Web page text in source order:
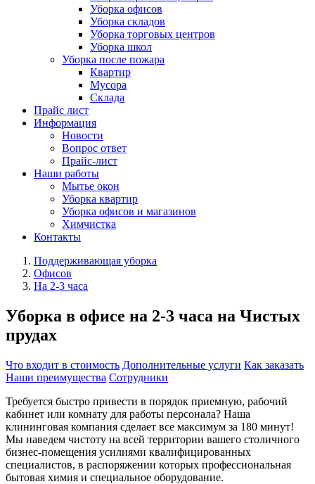
Уборка офисов
Уборка складов
Уборка торговых центров
Уборка школ
Уборка после пожара
Квартир
Мусора
Склада
Прайс лист
Информация
Новости
Вопрос ответ
Прайс-лист
Наши работы
Мытье окон
Уборка квартир
Уборка офисов и магазинов
Химчистка
Контакты
Поддерживающая уборка
Офисов
На 2-3 часа
Уборка в офисе на 2-3 часа на Чистых
прудах
Что входит в стоимость Дополнительные услуги Как заказать
Наши преимущества Сотрудники
Требуется быстро привести в порядок приемную, рабочий
кабинет или комнату для работы персонала? Наша
клининговая компания сделает все максимум за 180 минут!
Мы наведем чистоту на всей территории вашего столичного
бизнес-помещения усилиями квалифицированных
специалистов, в распоряжении которых профессиональная
бытовая химия и специальное оборудование.